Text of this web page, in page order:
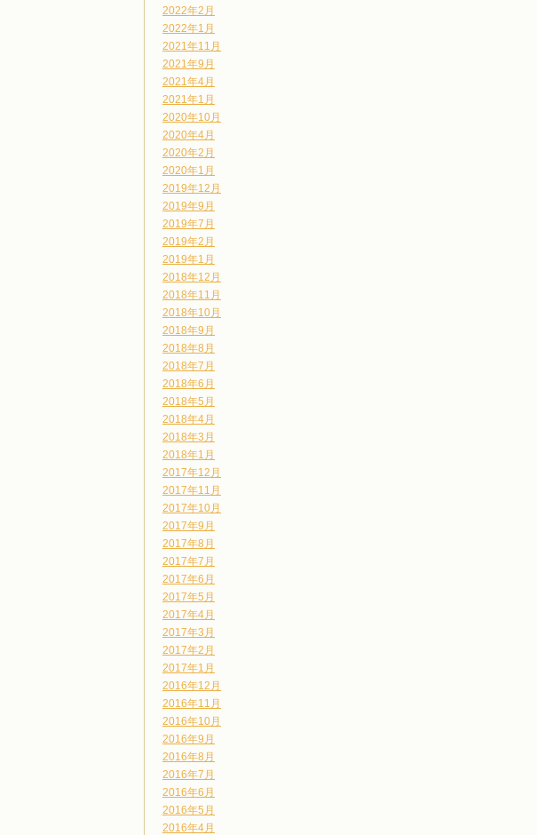
2022年2月
2022年1月
2021年11月
2021年9月
2021年4月
2021年1月
2020年10月
2020年4月
2020年2月
2020年1月
2019年12月
2019年9月
2019年7月
2019年2月
2019年1月
2018年12月
2018年11月
2018年10月
2018年9月
2018年8月
2018年7月
2018年6月
2018年5月
2018年4月
2018年3月
2018年1月
2017年12月
2017年11月
2017年10月
2017年9月
2017年8月
2017年7月
2017年6月
2017年5月
2017年4月
2017年3月
2017年2月
2017年1月
2016年12月
2016年11月
2016年10月
2016年9月
2016年8月
2016年7月
2016年6月
2016年5月
2016年4月